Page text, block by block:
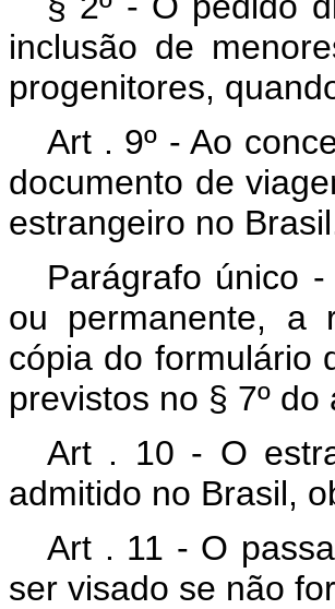
inclusão de
progenitores,
Art . 9º - Ao
documento de
estrangeiro no
Parágrafo único
ou permanente, a
cópia do formulário
previstos no § 7º
Art . 10 - O
admitido no Brasil,
Art . 11 - O
ser visado se não